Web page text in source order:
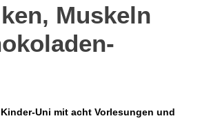
Muskeln
Uni mit acht Vorlesungen und